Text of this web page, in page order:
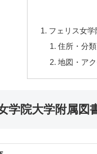
フェリス女
住所・分類
地図・ア
学院大学附属図